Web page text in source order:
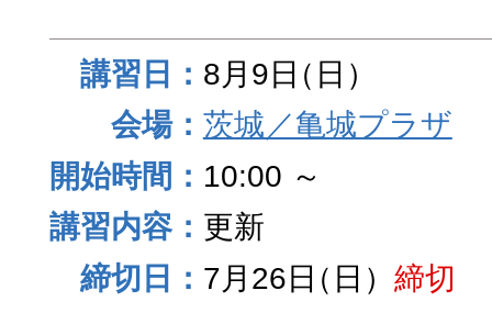
8月9日（日）
茨城／亀城プラザ
10:00 ～
更新
7月26日（日） 締切